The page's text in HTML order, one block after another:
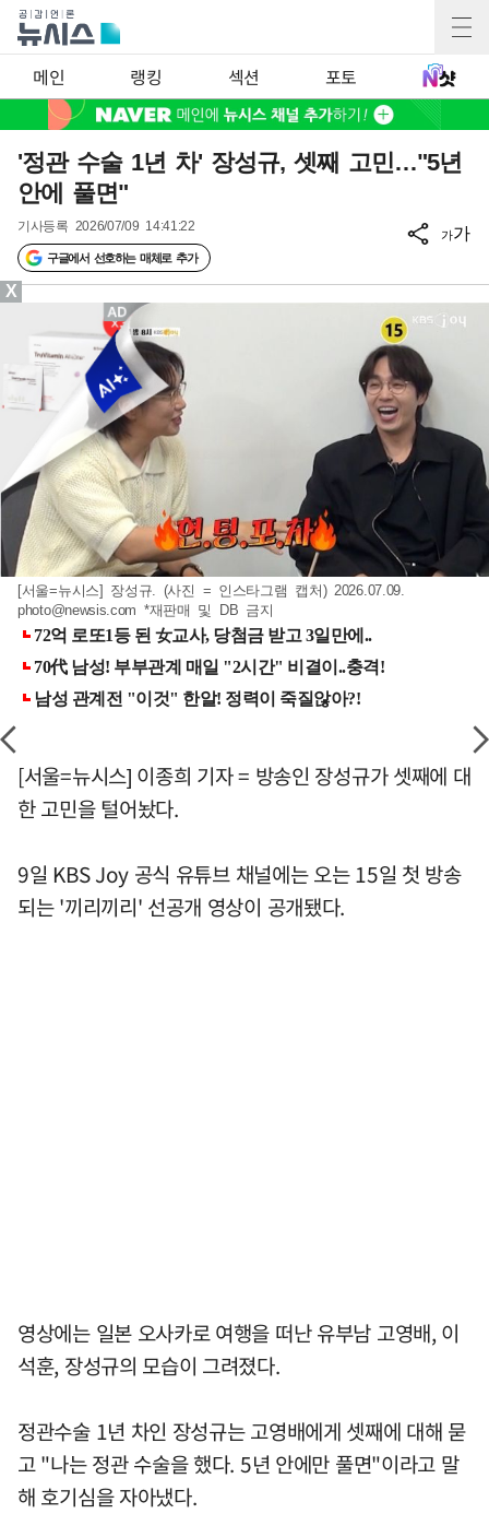
메인 랭킹 섹션 포토
'정관 수술 1년 차' 장성규, 셋째 고민…"5년
안에 풀면"
기사등록 2026/07/09 14:41:22
구글에서 선호하는 매체로 추가
가가
[서울=뉴시스] 장성규. (사진 = 인스타그램 캡처) 2026.07.09.
photo@newsis.com *재판매 및 DB 금지
[서울=뉴시스] 이종희 기자 = 방송인 장성규가 셋째에 대
한 고민을 털어놨다.
9일 KBS Joy 공식 유튜브 채널에는 오는 15일 첫 방송
되는 '끼리끼리' 선공개 영상이 공개됐다.
영상에는 일본 오사카로 여행을 떠난 유부남 고영배, 이
석훈, 장성규의 모습이 그려졌다.
정관수술 1년 차인 장성규는 고영배에게 셋째에 대해 묻
고 "나는 정관 수술을 했다. 5년 안에만 풀면"이라고 말
해 호기심을 자아냈다.
X